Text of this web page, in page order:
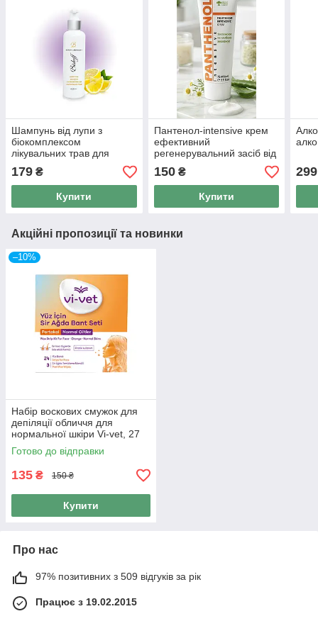
Шампунь від лупи з
біокомплексом
лікувальних трав для
чоловіків 250 мл Bishoff
179 ₴
Купити
Пантенол-intensive крем
ефективний
регенерувальний засіб від
опіків з Д-пантенолом 75
мл
150₴
Купити
299
Акційні пропозиції та новинки
–10%
Набір воскових смужок для
депіляції обличчя для
нормальної шкіри Vi-vet, 27
шт
Готово до відправки
135 ₴ 150 ₴
Купити
Про нас
97% позитивних з 509 відгуків за рік
Працює з 19.02.2015